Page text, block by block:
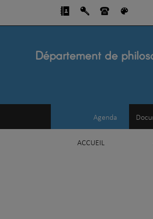
Département de
Agenda
ACCUEIL